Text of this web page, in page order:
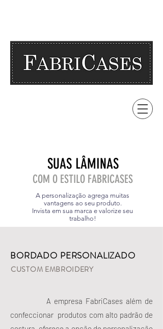
SUAS LÂMINAS
COM O ESTILO FABRICASES
A personalização agrega muitas
vantagens ao seu produto.
Invista em sua marca e valorize seu
trabalho!
BORDADO PERSONALIZADO
​CUSTOM EMBROIDERY
A empresa FabriCases além de
confeccionar produtos com alto padrão de